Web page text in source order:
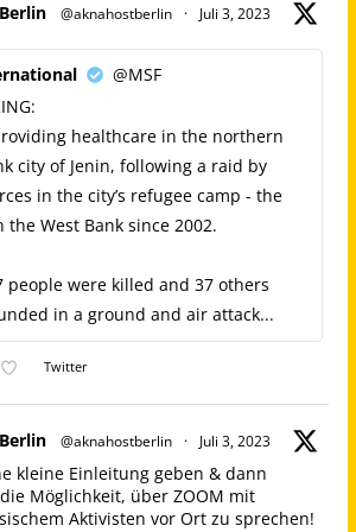
@aknahostberlin · Juli 3, 2023
@MSF
healthcare in the northern
city of Jenin, following a raid by
in the city’s refugee camp - the
the West Bank since 2002.
people were killed and 37 others
in a ground and air attack...
Twitter
@aknahostberlin · Juli 3, 2023
kleine Einleitung geben & dann
Möglichkeit, über ZOOM mit
Aktivisten vor Ort zu sprechen!